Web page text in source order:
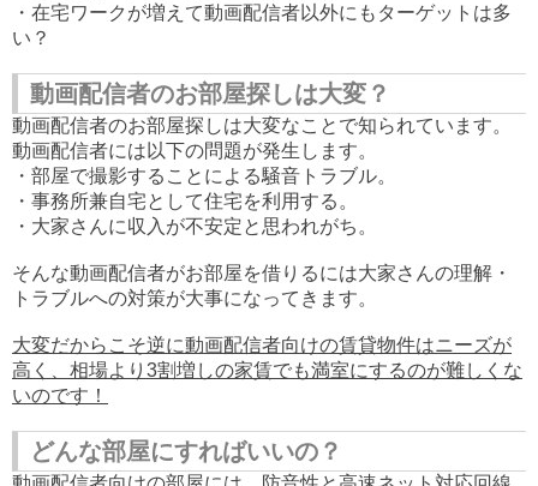
・在宅ワークが増えて動画配信者以外にもターゲットは多
い？
動画配信者のお部屋探しは大変？
動画配信者のお部屋探しは大変なことで知られています。
動画配信者には以下の問題が発生します。
・部屋で撮影することによる騒音トラブル。
・事務所兼自宅として住宅を利用する。
・大家さんに収入が不安定と思われがち。
そんな動画配信者がお部屋を借りるには大家さんの理解・
トラブルへの対策が大事になってきます。
大変だからこそ逆に動画配信者向けの賃貸物件はニーズが
高く、相場より3割増しの家賃でも満室にするのが難しくな
いのです！
どんな部屋にすればいいの？